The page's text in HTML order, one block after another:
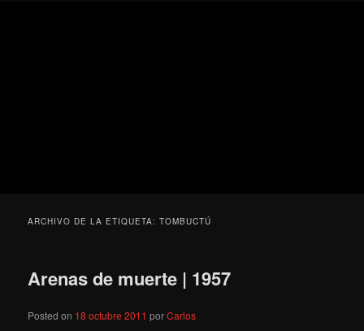
ARCHIVO DE LA ETIQUETA:TOMBUCTÚ
Arenas de muerte | 1957
Posted on 18 octubre 2011 porCarlos